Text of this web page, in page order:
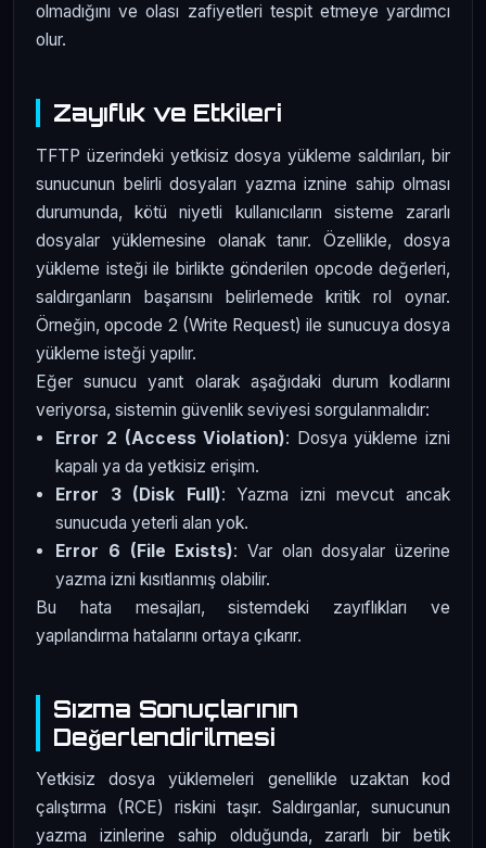
olmadığını ve olası zafiyetleri tespit etmeye yardımcı
olur.
Zayıflık ve Etkileri
TFTP üzerindeki yetkisiz dosya yükleme saldırıları, bir
sunucunun belirli dosyaları yazma iznine sahip olması
durumunda, kötü niyetli kullanıcıların sisteme zararlı
dosyalar yüklemesine olanak tanır. Özellikle, dosya
yükleme isteği ile birlikte gönderilen opcode değerleri,
saldırganların başarısını belirlemede kritik rol oynar.
Örneğin, opcode 2 (Write Request) ile sunucuya dosya
yükleme isteği yapılır.
Eğer sunucu yanıt olarak aşağıdaki durum kodlarını
veriyorsa, sistemin güvenlik seviyesi sorgulanmalıdır:
Error 2 (Access Violation): Dosya yükleme izni
kapalı ya da yetkisiz erişim.
Error 3 (Disk Full): Yazma izni mevcut ancak
sunucuda yeterli alan yok.
Error 6 (File Exists): Var olan dosyalar üzerine
yazma izni kısıtlanmış olabilir.
Bu hata mesajları, sistemdeki zayıflıkları ve
yapılandırma hatalarını ortaya çıkarır.
Sızma Sonuçlarının
Değerlendirilmesi
Yetkisiz dosya yüklemeleri genellikle uzaktan kod
çalıştırma (RCE) riskini taşır. Saldırganlar, sunucunun
yazma izinlerine sahip olduğunda, zararlı bir betik